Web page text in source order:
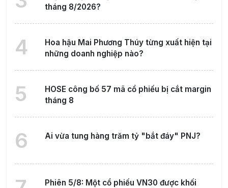
tháng 8/2026?
4
Hoa hậu Mai Phương Thúy từng xuất hiện tại
những doanh nghiệp nào?
5
HOSE công bố 57 mã cổ phiếu bị cắt margin
tháng 8
6 Ai vừa tung hàng trăm tỷ "bắt đáy" PNJ?
Phiên 5/8: Một cổ phiếu VN30 được khối